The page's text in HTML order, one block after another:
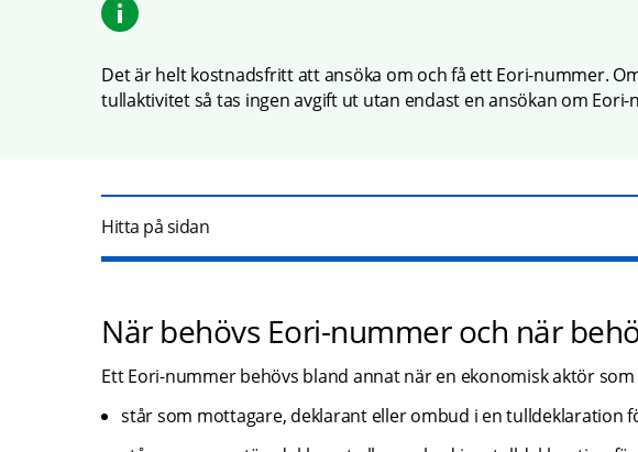
Det är helt kostnadsfritt att ansöka om och få ett Eori-nummer.
tullaktivitet så tas ingen avgift ut utan endast en ansökan om
Hitta på sidan
När behövs Eori-nummer och när
Ett Eori-nummer behövs bland annat när en ekonomisk aktör
står som mottagare, deklarant eller ombud i en tulldeklaration